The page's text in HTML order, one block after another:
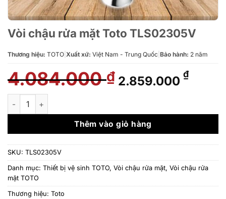
Vòi chậu rửa mặt Toto TLS02305V
Thương hiệu: TOTO Xuất xứ: Việt Nam - Trung Quốc Bảo hành: 2 năm
4.084.000₫ Giá
gốc
4.084.000 ₫.
2.859.000 ₫Giá
là:
Vòi chậu rửa mặt Toto TLS02305V số lượng
Thêm vào giỏ hàng
SKU: TLS02305V
Danh mục: Thiết bị vệ sinh TOTO, Vòi chậu rửa mặt, Vòi chậu rửa
mặt TOTO
Thương hiệu: Toto